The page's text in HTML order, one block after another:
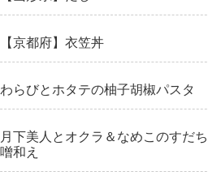
【京都府】衣笠丼
わらびとホタテの柚子胡椒パスタ
月下美人とオクラ＆なめこのすだ
噌和え